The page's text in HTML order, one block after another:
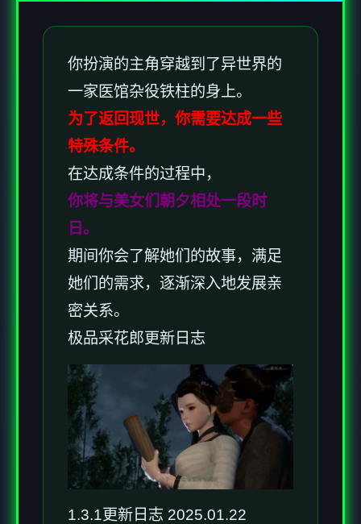
你扮演的主角穿越到了异世界的
一家医馆杂役铁柱的身上。
为了返回现世，你需要达成一些
特殊条件。
在达成条件的过程中，
你将与美女们朝夕相处一段时
日。
期间你会了解她们的故事，满足
她们的需求，逐渐深入地发展亲
密关系。
极品采花郎更新日志
1.3.1更新日志 2025.01.22